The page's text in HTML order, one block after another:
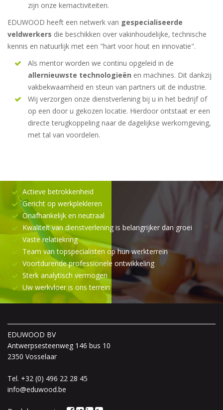
zijn onze kernactiviteiten.
EDUWOOD heeft een netwerk van gespecialiseerde
veldwerkers die beschikken over vakinhoudelijke, technische
kennis en natuurlijk met een "hart voor hout en innovatie".
Als mentor worden we continu opgeleid in de
allernieuwste technologieën en machines. Dit dankzij
vakbekwaamheid en steun van partners uit de industrie.
Wij verzorgen onze dienstverlening bij u in het bedrijf of
op een door u gekozen locatie. Hierdoor ontstaat er een
directe terugkoppeling naar de dagelijkse werkomgeving,
met tal van voordelen.
Actieve betrokkenheid
Gericht op werkplekleren
Onafhankelijk en neutraal
Kwaliteit van dienstverlening is belangrijker dan groei
Vaste relatiekring
Team van topspecialisten op hun werkterrein
Voortdurende professionele ontwikkeling
Sterk analytisch vermogen
Uw werkvloer is ons terrein
EDUWOOD BV
Antwerpsesteenweg 146 bus 10
2350 Vosselaar
Tel. +32 (0) 496 22 28 45
info@eduwood.be